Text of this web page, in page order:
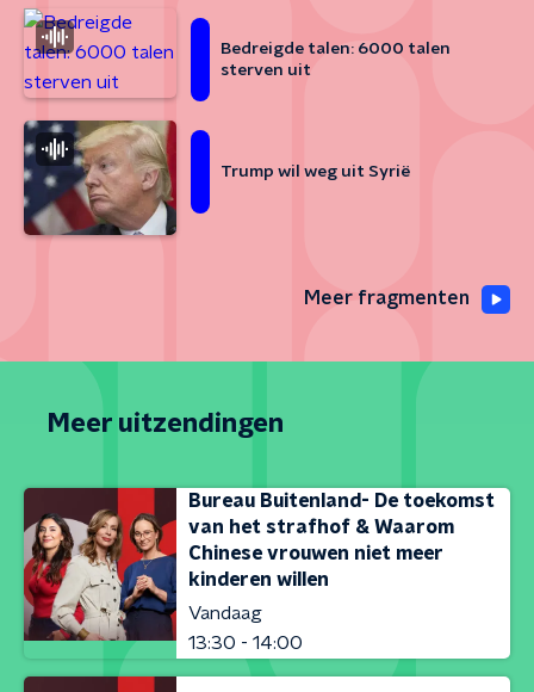
Bedreigde talen: 6000 talen
sterven uit
Trump wil weg uit Syrië
Meer fragmenten
Meer uitzendingen
Bureau Buitenland- De toekomst
van het strafhof & Waarom
Chinese vrouwen niet meer
kinderen willen
Vandaag
13:30 - 14:00